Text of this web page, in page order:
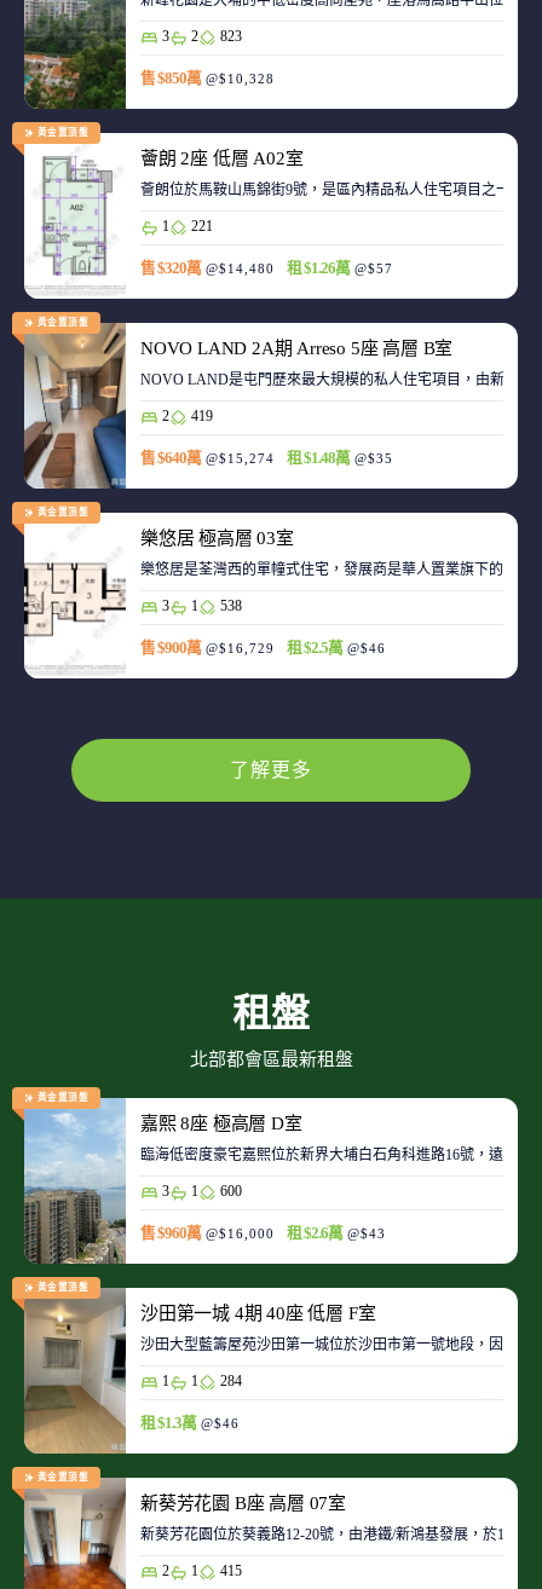
3 2 823
售 $850萬 @$10,328
黃金置頂盤
薈朗 2座 低層 A02室
薈朗位於馬鞍山馬錦街9號，是區內精品私人住宅項目之一，
1 221
售 $320萬 @$14,480 租 $1.26萬 @$57
黃金置頂盤
NOVO LAND 2A期 Arreso 5座 高層 B室
NOVO LAND是屯門歷來最大規模的私人住宅項目，由新鴻
2 419
售 $640萬 @$15,274 租 $1.48萬 @$35
黃金置頂盤
樂悠居 極高層 03室
樂悠居是荃灣西的單幢式住宅，發展商是華人置業旗下的廣
3 1 538
售 $900萬 @$16,729 租 $2.5萬 @$46
了解更多
租盤
北部都會區最新租盤
黃金置頂盤
嘉熙 8座 極高層 D室
臨海低密度豪宅嘉熙位於新界大埔白石角科進路16號，遠離
3 1 600
售 $960萬 @$16,000 租 $2.6萬 @$43
黃金置頂盤
沙田第一城 4期 40座 低層 F室
沙田大型藍籌屋苑沙田第一城位於沙田市第一號地段，因此
1 1 284
租 $1.3萬 @$46
黃金置頂盤
新葵芳花園 B座 高層 07室
新葵芳花園位於葵義路12-20號，由港鐵/新鴻基發展，於
2 1 415